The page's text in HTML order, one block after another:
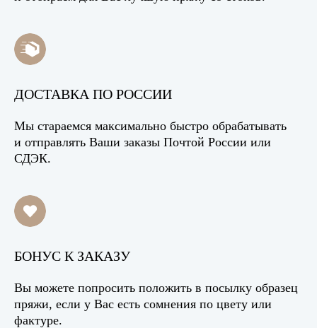
ДОСТАВКА ПО РОССИИ
Мы стараемся максимально быстро обрабатывать
и отправлять Ваши заказы Почтой России или
СДЭК.
БОНУС К ЗАКАЗУ
Вы можете попросить положить в посылку образец
пряжи, если у Вас есть сомнения по цвету или
фактуре.